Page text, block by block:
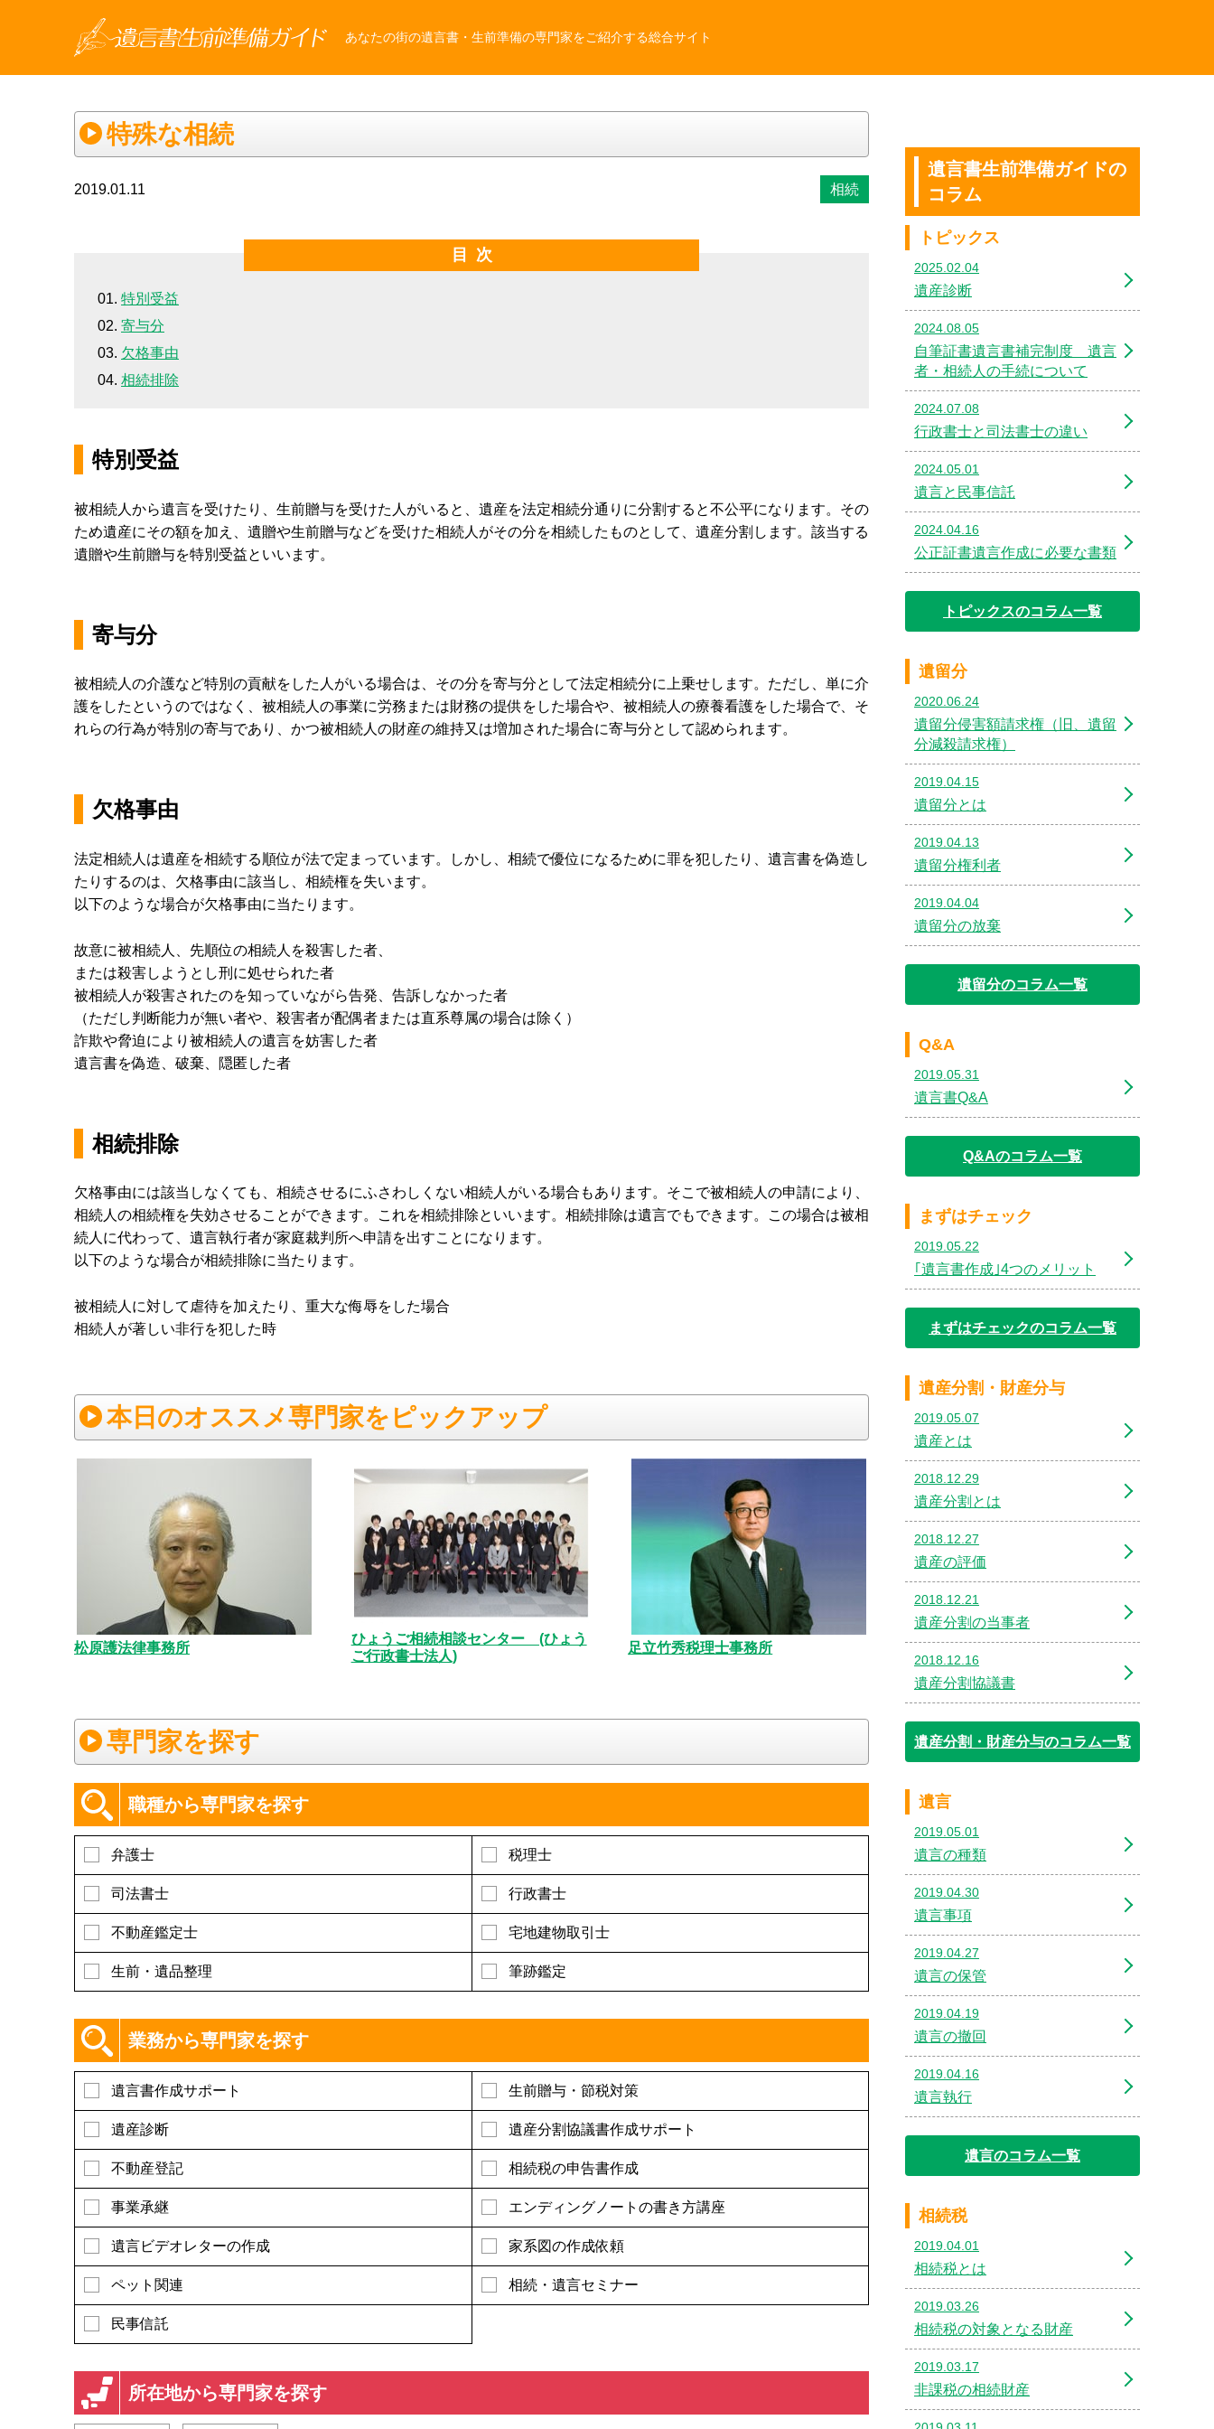
あなたの街の遺言書・生前準備の専門家をご紹介する総合サイト
特殊な相続
2019.01.11 相続
目次
特別受益
寄与分
欠格事由
相続排除
特別受益
被相続人から遺言を受けたり、生前贈与を受けた人がいると、遺産を法定相続分通りに分割すると不公平になります。その
ため遺産にその額を加え、遺贈や生前贈与などを受けた相続人がその分を相続したものとして、遺産分割します。該当する
遺贈や生前贈与を特別受益といいます。
寄与分
被相続人の介護など特別の貢献をした人がいる場合は、その分を寄与分として法定相続分に上乗せします。ただし、単に介
護をしたというのではなく、被相続人の事業に労務または財務の提供をした場合や、被相続人の療養看護をした場合で、そ
れらの行為が特別の寄与であり、かつ被相続人の財産の維持又は増加された場合に寄与分として認められます。
欠格事由
法定相続人は遺産を相続する順位が法で定まっています。しかし、相続で優位になるために罪を犯したり、遺言書を偽造し
たりするのは、欠格事由に該当し、相続権を失います。
以下のような場合が欠格事由に当たります。
故意に被相続人、先順位の相続人を殺害した者、
または殺害しようとし刑に処せられた者
被相続人が殺害されたのを知っていながら告発、告訴しなかった者
（ただし判断能力が無い者や、殺害者が配偶者または直系尊属の場合は除く）
詐欺や脅迫により被相続人の遺言を妨害した者
遺言書を偽造、破棄、隠匿した者
相続排除
欠格事由には該当しなくても、相続させるにふさわしくない相続人がいる場合もあります。そこで被相続人の申請により、
相続人の相続権を失効させることができます。これを相続排除といいます。相続排除は遺言でもできます。この場合は被相
続人に代わって、遺言執行者が家庭裁判所へ申請を出すことになります。
以下のような場合が相続排除に当たります。
被相続人に対して虐待を加えたり、重大な侮辱をした場合
相続人が著しい非行を犯した時
本日のオススメ専門家をピックアップ
松原護法律事務所
ひょうご相続相談センター (ひょう
ご行政書士法人)
足立竹秀税理士事務所
専門家を探す
職種から専門家を探す
弁護士 税理士
司法書士 行政書士
不動産鑑定士 宅地建物取引士
生前・遺品整理 筆跡鑑定
業務から専門家を探す
遺言書作成サポート 生前贈与・節税対策
遺産診断 遺産分割協議書作成サポート
不動産登記 相続税の申告書作成
事業承継 エンディングノートの書き方講座
遺言ビデオレターの作成 家系図の作成依頼
ペット関連 相続・遺言セミナー
民事信託
所在地から専門家を探す
遺言書生前準備ガイドの
コラム
トピックス
2025.02.04
遺産診断
2024.08.05
自筆証書遺言書補完制度 遺言
者・相続人の手続について
2024.07.08
行政書士と司法書士の違い
2024.05.01
遺言と民事信託
2024.04.16
公正証書遺言作成に必要な書類
トピックスのコラム一覧
遺留分
2020.06.24
遺留分侵害額請求権（旧、遺留
分減殺請求権）
2019.04.15
遺留分とは
2019.04.13
遺留分権利者
2019.04.04
遺留分の放棄
遺留分のコラム一覧
Q&A
2019.05.31
遺言書Q&A
Q&Aのコラム一覧
まずはチェック
2019.05.22
｢遺言書作成｣4つのメリット
まずはチェックのコラム一覧
遺産分割・財産分与
2019.05.07
遺産とは
2018.12.29
遺産分割とは
2018.12.27
遺産の評価
2018.12.21
遺産分割の当事者
2018.12.16
遺産分割協議書
遺産分割・財産分与のコラム一覧
遺言
2019.05.01
遺言の種類
2019.04.30
遺言事項
2019.04.27
遺言の保管
2019.04.19
遺言の撤回
2019.04.16
遺言執行
遺言のコラム一覧
相続税
2019.04.01
相続税とは
2019.03.26
相続税の対象となる財産
2019.03.17
非課税の相続財産